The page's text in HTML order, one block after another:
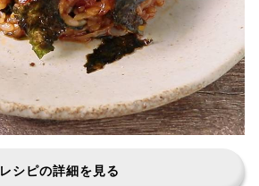
レシピの詳細を見る